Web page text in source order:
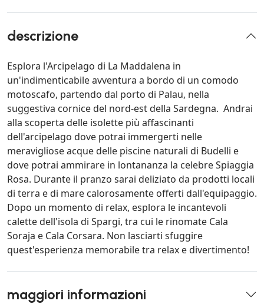
descrizione
Esplora l'Arcipelago di La Maddalena in
un'indimenticabile avventura a bordo di un comodo
motoscafo, partendo dal porto di Palau, nella
suggestiva cornice del nord-est della Sardegna. Andrai
alla scoperta delle isolette più affascinanti
dell'arcipelago dove potrai immergerti nelle
meravigliose acque delle piscine naturali di Budelli e
dove potrai ammirare in lontananza la celebre Spiaggia
Rosa. Durante il pranzo sarai deliziato da prodotti locali
di terra e di mare calorosamente offerti dall'equipaggio.
Dopo un momento di relax, esplora le incantevoli
calette dell'isola di Spargi, tra cui le rinomate Cala
Soraja e Cala Corsara. Non lasciarti sfuggire
quest'esperienza memorabile tra relax e divertimento!
maggiori informazioni